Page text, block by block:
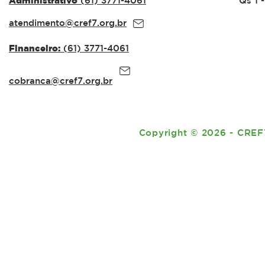
Público
atendimento@cref7.org.br
Financeiro: (61) 3771-4061
cobranca@cref7.org.br
Copyright© 2026 -